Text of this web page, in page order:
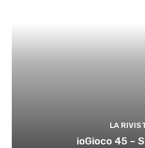
LA
ioGioco 45 –